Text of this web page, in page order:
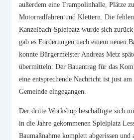
außerdem eine Trampolinhalle, Plätze
Motorradfahren und Klettern. Die
Kanzelbach-Spielpatz wurde sich
gab es Forderungen nach einem neuen
konnte Bürgermeister Andreas Metz
übermitteln: Der Bauantrag für das
eine entsprechende Nachricht ist just
Gemeinde eingegangen.
Der dritte Workshop beschäftigte sich
in die Jahre gekommenen Spielplatz
Baumaßnahme komplett abgerissen und